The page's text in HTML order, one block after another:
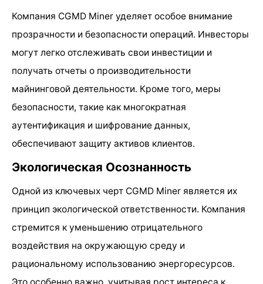
Компания CGMD Miner уделяет особое внимание
прозрачности и безопасности операций. Инвесторы
могут легко отслеживать свои инвестиции и
получать отчеты о производительности
майнинговой деятельности. Кроме того, меры
безопасности, такие как многократная
аутентификация и шифрование данных,
обеспечивают защиту активов клиентов.
Экологическая Осознанность
Одной из ключевых черт CGMD Miner является их
принцип экологической ответственности. Компания
стремится к уменьшению отрицательного
воздействия на окружающую среду и
рациональному использованию энергоресурсов.